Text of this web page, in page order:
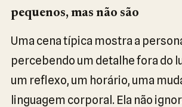
pequenos, mas não são
Uma cena típica mostra a
percebendo um detalhe fora do
um reflexo, um horário, uma
linguagem corporal. Ela não